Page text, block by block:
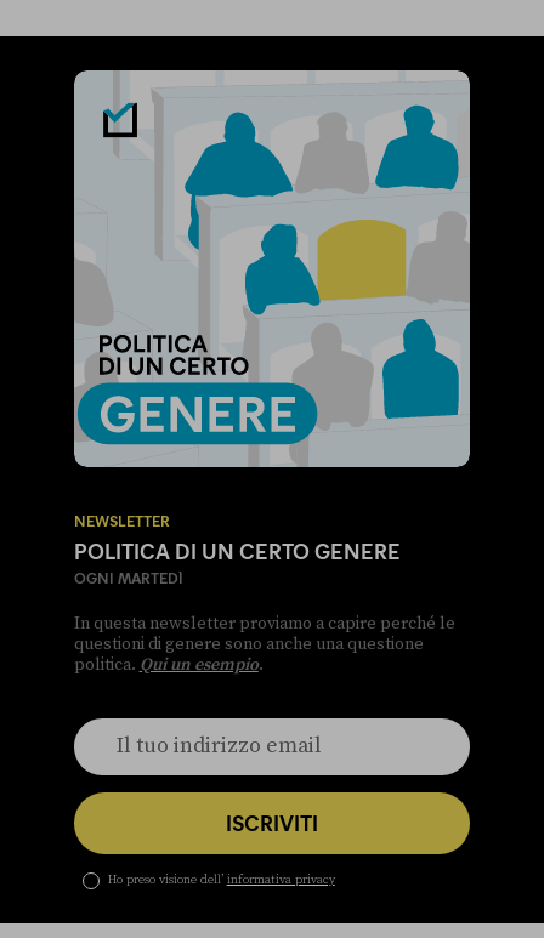
NEWSLETTER
POLITICA DI UN CERTO GENERE
OGNI MARTEDÌ
In questa newsletter proviamo a capire perché le
questioni di genere sono anche una questione
politica. Qui un esempio.
ISCRIVITI
Ho preso visione dell’ informativa privacy